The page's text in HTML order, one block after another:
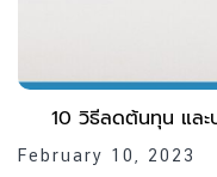
10 วิธีลดต้นทุน และ
February 10, 2023